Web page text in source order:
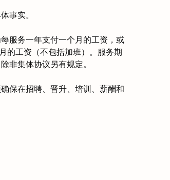
事实。
服务一年支付一个月的工资，或
的工资（不包括加班）。服务期
非集体协议另有规定。
保在招聘、晋升、培训、薪酬和